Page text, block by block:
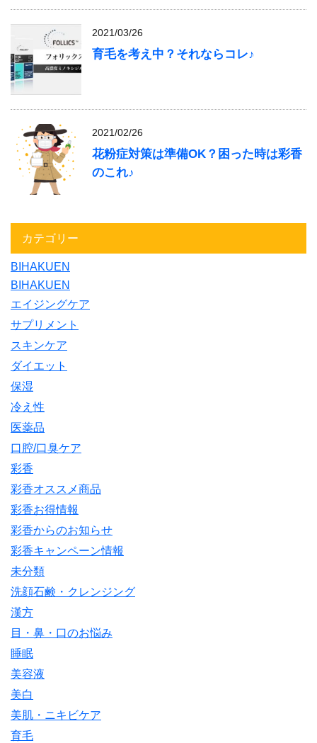
2021/03/26
育毛を考え中？それならコレ♪
2021/02/26
花粉症対策は準備OK？困った時は彩香
のこれ♪
カテゴリー
BIHAKUEN
BIHAKUEN
エイジングケア
サプリメント
スキンケア
ダイエット
保湿
冷え性
医薬品
口腔/口臭ケア
彩香
彩香オススメ商品
彩香お得情報
彩香からのお知らせ
彩香キャンペーン情報
未分類
洗顔石鹸・クレンジング
漢方
目・鼻・口のお悩み
睡眠
美容液
美白
美肌・ニキビケア
育毛